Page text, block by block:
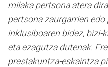
milaka pertsona atera
pertsona zaurgarrien
inklusiboaren bidez, bizi-
eta ezagutza dutenak.
prestakuntza-eskaintza